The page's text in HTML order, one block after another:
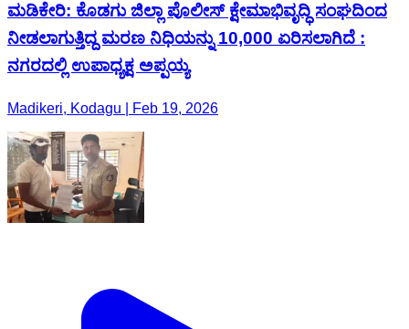
ಮಡಿಕೇರಿ: ಕೊಡಗು ಜಿಲ್ಲಾ ಪೊಲೀಸ್ ಕ್ಷೇಮಾಭಿವೃದ್ಧಿ ಸಂಘದಿಂದ
ನೀಡಲಾಗುತ್ತಿದ್ದ ಮರಣ ನಿಧಿಯನ್ನು 10,000 ಏರಿಸಲಾಗಿದೆ :
ನಗರದಲ್ಲಿ ಉಪಾಧ್ಯಕ್ಷ ಅಪ್ಪಯ್ಯ
Madikeri, Kodagu | Feb 19, 2026